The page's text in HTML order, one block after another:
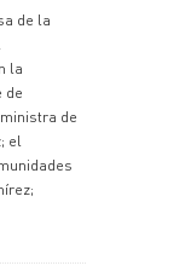
de la
la
de
de
el